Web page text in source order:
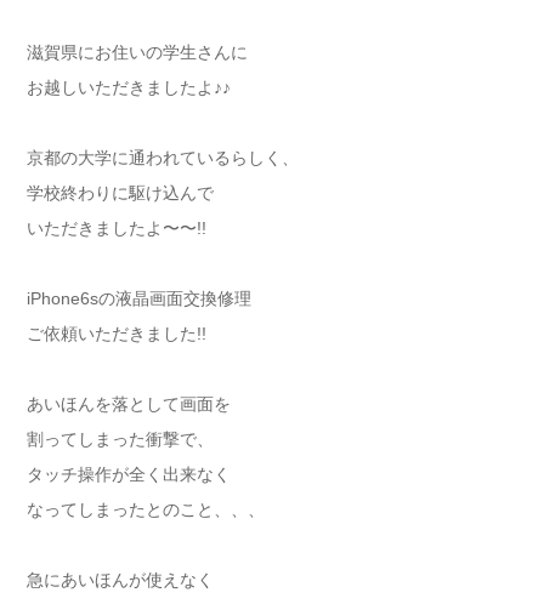
滋賀県にお住いの学生さんに
お越しいただきましたよ♪♪
京都の大学に通われているらしく、
学校終わりに駆け込んで
いただきましたよ〜〜!!
iPhone6sの液晶画面交換修理
ご依頼いただきました!!
あいほんを落として画面を
割ってしまった衝撃で、
タッチ操作が全く出来なく
なってしまったとのこと、、、
急にあいほんが使えなく